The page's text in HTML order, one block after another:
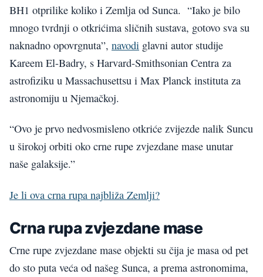
BH1 otprilike koliko i Zemlja od Sunca. “Iako je bilo
mnogo tvrdnji o otkrićima sličnih sustava, gotovo sva su
naknadno opovrgnuta”, navodi glavni autor studije
Kareem El-Badry, s Harvard-Smithsonian Centra za
astrofiziku u Massachusettsu i Max Planck instituta za
astronomiju u Njemačkoj.
“Ovo je prvo nedvosmisleno otkriće zvijezde nalik Suncu
u širokoj orbiti oko crne rupe zvjezdane mase unutar
naše galaksije.”
Je li ova crna rupa najbliža Zemlji?
Crna rupa zvjezdane mase
Crne rupe zvjezdane mase objekti su čija je masa od pet
do sto puta veća od našeg Sunca, a prema astronomima,